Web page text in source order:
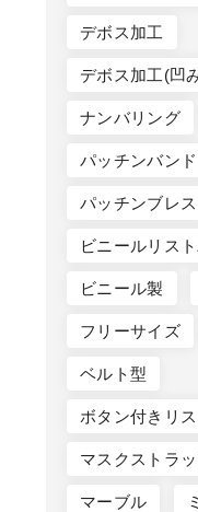
デボス加工
デボス加工(凹
ナンバリング
パッチンバンド
パッチンブレス
ビニールリス
ビニール製
フリーサイズ
ベルト型
ボタン付きリ
マスクストラ
マーブル